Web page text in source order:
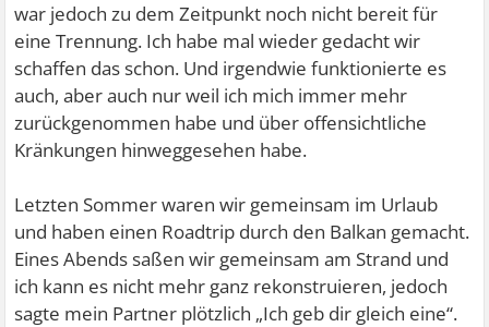
war jedoch zu dem Zeitpunkt noch nicht bereit für
eine Trennung. Ich habe mal wieder gedacht wir
schaffen das schon. Und irgendwie funktionierte es
auch, aber auch nur weil ich mich immer mehr
zurückgenommen habe und über offensichtliche
Kränkungen hinweggesehen habe.
Letzten Sommer waren wir gemeinsam im Urlaub
und haben einen Roadtrip durch den Balkan gemacht.
Eines Abends saßen wir gemeinsam am Strand und
ich kann es nicht mehr ganz rekonstruieren, jedoch
sagte mein Partner plötzlich „Ich geb dir gleich eine“.